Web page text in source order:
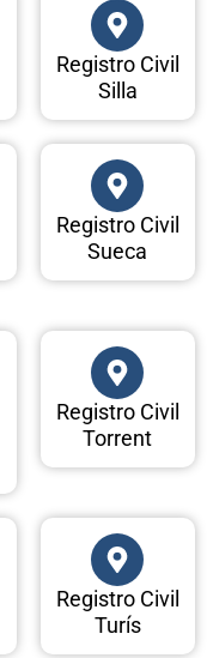
Registro Civil
Silla
Registro Civil
Sueca
Registro Civil
Torrent
Registro Civil
Turís